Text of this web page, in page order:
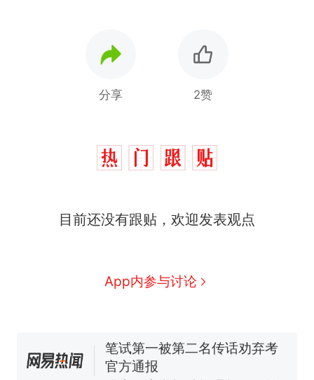
分享 2赞
目前还没有跟贴，欢迎发表观点
App内参与讨论
因老师一句“跟我回家”改写了
协会回应
美国渔民钓获鲨鱼徒手将其拽
佛山一中学招聘物理教师，笔
试前13名均遭淘汰？教育局：